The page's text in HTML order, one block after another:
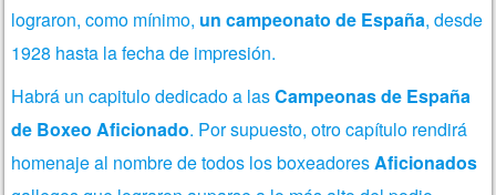
lograron, como mínimo, un campeonato de España, desde
1928 hasta la fecha de impresión.
Habrá un capitulo dedicado a lasCampeonas de España
de Boxeo Aficionado. Por supuesto, otro capítulo rendirá
homenaje al nombre de todos los boxeadoresAficionados